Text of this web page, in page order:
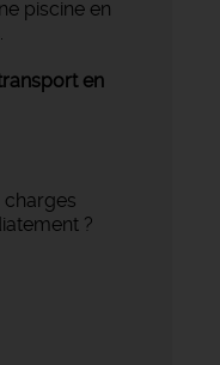
piscine en
en
?